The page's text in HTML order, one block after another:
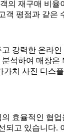
의 재구매 비
객 평점과 같
강력한 온라
석하여 매장
가치 사진 디스
효율적인 협업
고 있습니다.